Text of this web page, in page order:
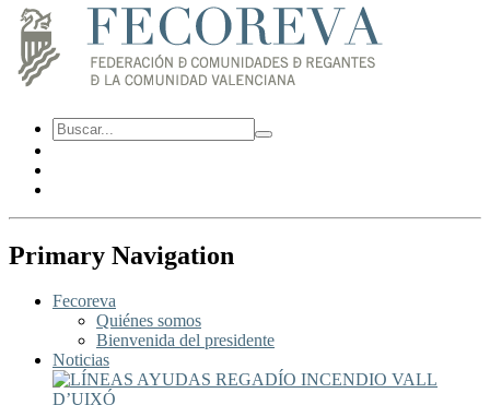
Primary Navigation
Fecoreva
Quiénes somos
Bienvenida del presidente
Noticias